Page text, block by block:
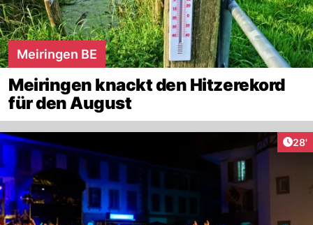
Meiringen BE
Meiringen knackt den Hitzerekord
für den August
28'